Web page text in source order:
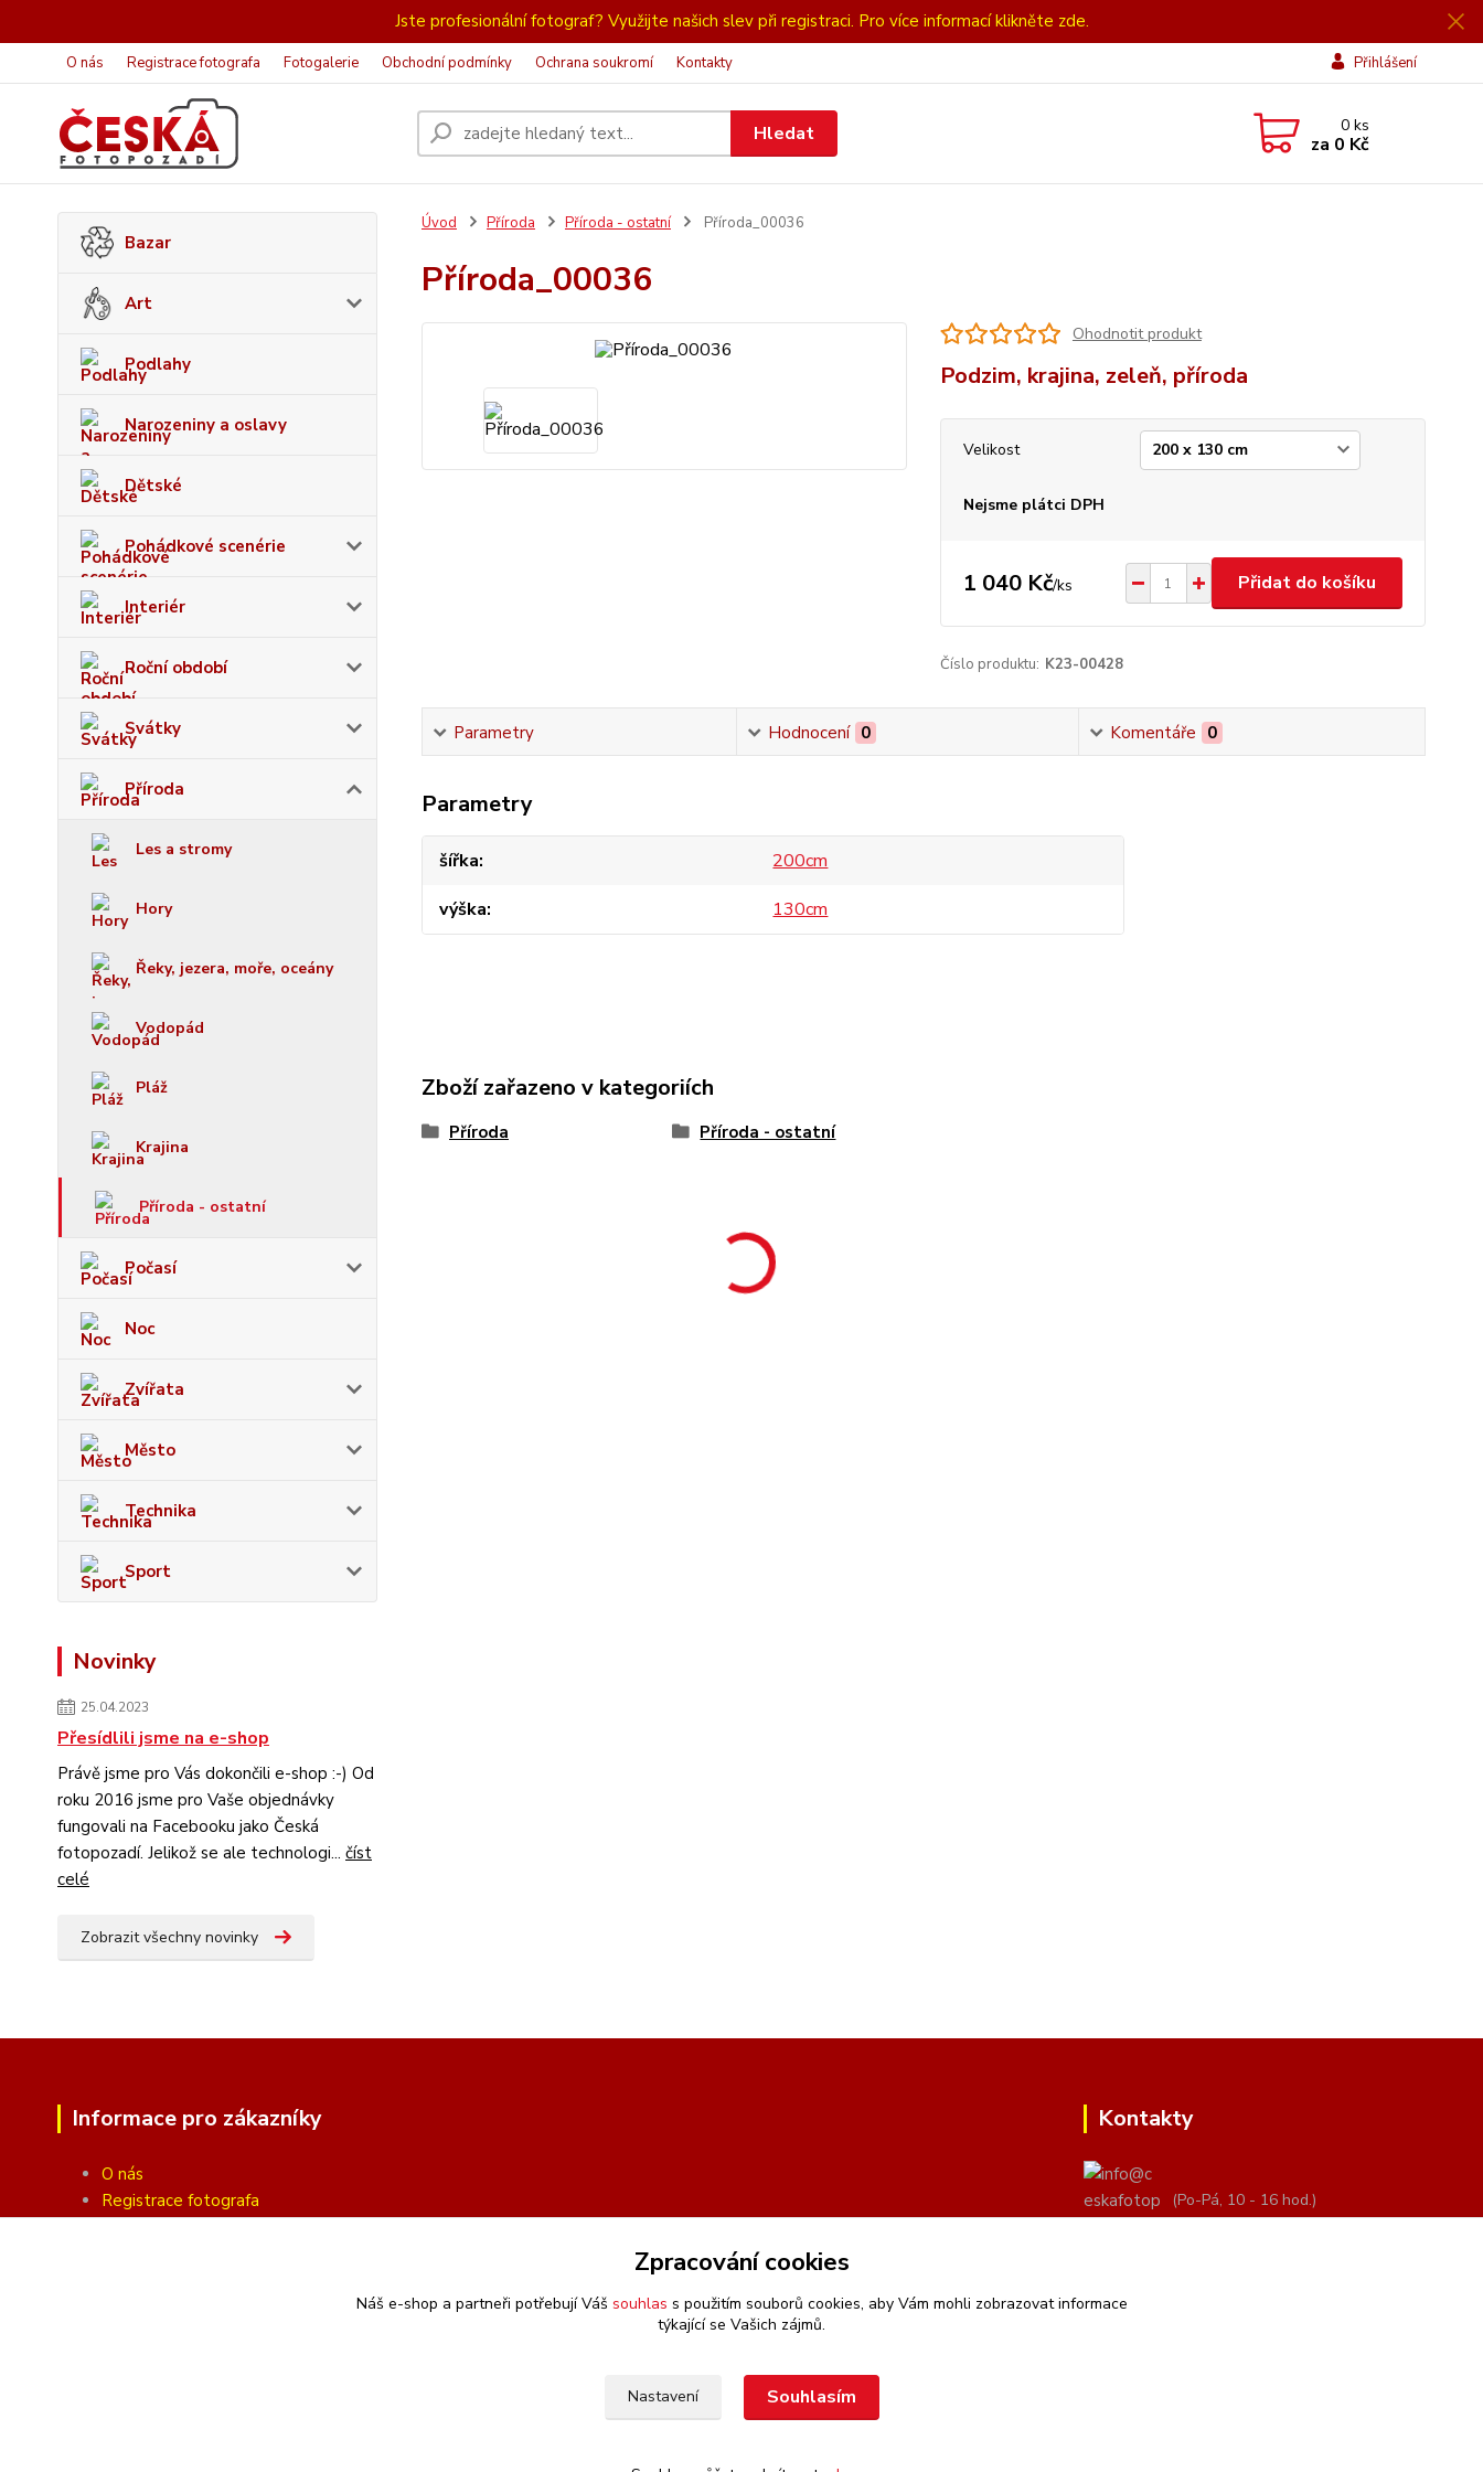
Jste profesionální fotograf? Využijte našich slev při registraci. Pro více informací klikněte zde.
O nás Registrace fotografa Fotogalerie Obchodní podmínky Ochrana soukromí Kontakty Přihlášení
Hledat 0ks
za 0 Kč
Bazar
Art
Podlahy
Narozeniny a oslavy
Dětské
Pohádkové scenérie
Interiér
Roční období
Svátky
Příroda
Les a stromy
Hory
Řeky, jezera, moře, oceány
Vodopád
Pláž
Krajina
Příroda - ostatní
Počasí
Noc
Zvířata
Město
Technika
Sport
Novinky
25.04.2023
Přesídlili jsme na e-shop
Právě jsme pro Vás dokončili e-shop :-) Od
roku 2016 jsme pro Vaše objednávky
fungovali na Facebooku jako Česká
fotopozadí. Jelikož se ale technologi... číst
celé
Zobrazit všechny novinky
Úvod Příroda Příroda - ostatní Příroda_00036
Příroda_00036
Ohodnotit produkt
Podzim, krajina, zeleň, příroda
Velikost
Nejsme plátci DPH
1 040 Kč/ks Přidat do košíku
Číslo produktu: K23-00428
Parametry Hodnocení 0 Komentáře 0
Parametry
šířka
200cm
výška
130cm
Zboží zařazeno v kategoriích
Příroda Příroda - ostatní
Informace pro zákazníky
O nás
Registrace fotografa
Kontakty
(Po-Pá, 10 - 16 hod.)
Zpracování cookies
Náš e-shop a partneři potřebují Váš souhlas s použitím souborů cookies, aby Vám mohli zobrazovat informace
týkající se Vašich zájmů.
Nastavení Souhlasím